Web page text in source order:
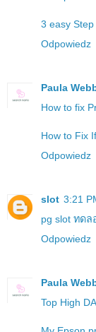
3 easy
Odpowiedz
Paula
How to fix
How to Fix
Odpowiedz
slot 3:21
pg slot ทดล
Odpowiedz
Paula
Top High